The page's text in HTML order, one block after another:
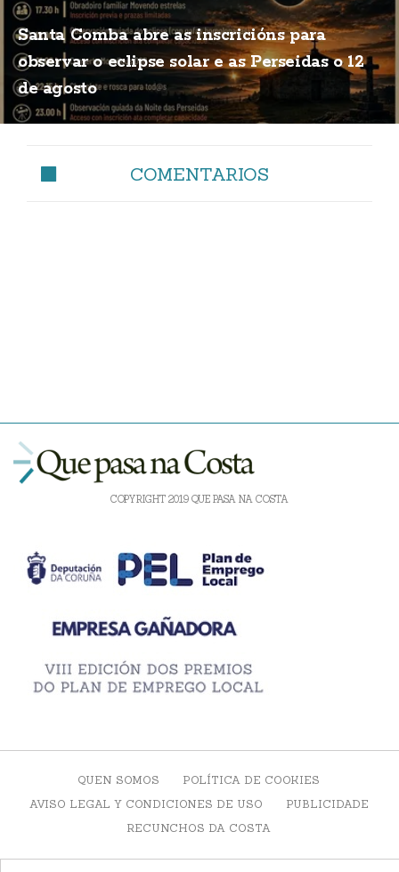
Santa Comba abre as inscricións para
observar o eclipse solar e as Perseidas o 12
de agosto
COMENTARIOS
COPYRIGHT 2019 QUE PASA NA COSTA
QUEN SOMOS
POLÍTICA DE COOKIES
AVISO LEGAL Y CONDICIONES DE USO
PUBLICIDADE
RECUNCHOS DA COSTA